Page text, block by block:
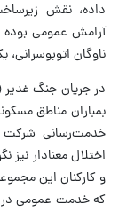
داده، نقش
آرامش عمومی
ناوگان
بمباران مناطق
خدمت‌رسانی شرکت
اختلال معنادار
و کارکنان این
که خدمت عمومی در